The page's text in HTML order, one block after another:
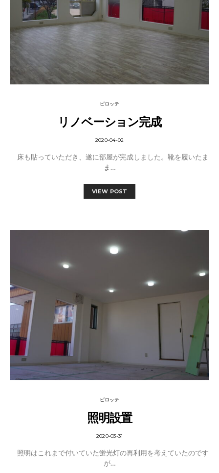
ピロッテ
リノベーション完成
2020-04-02
床も貼っていただき、遂に部屋が完成しました。靴を履いたま
ま…
VIEW POST
ピロッテ
照明設置
2020-03-31
照明はこれまで付いていた蛍光灯の再利用を考えていたのです
が…